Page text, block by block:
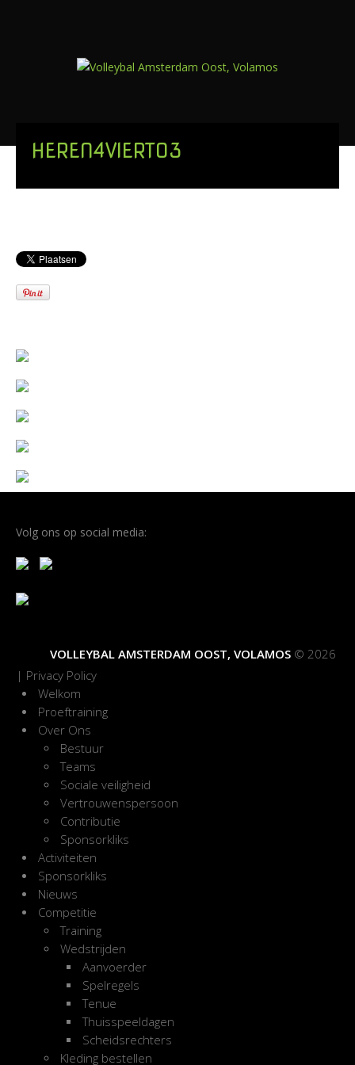
HEREN4VIERT03
Volg ons op social media:
VOLLEYBAL AMSTERDAM OOST, VOLAMOS © 2026
| Privacy Policy
Welkom
Proeftraining
Over Ons
Bestuur
Teams
Sociale veiligheid
Vertrouwenspersoon
Contributie
Sponsorkliks
Activiteiten
Sponsorkliks
Nieuws
Competitie
Training
Wedstrijden
Aanvoerder
Spelregels
Tenue
Thuisspeeldagen
Scheidsrechters
Kleding bestellen